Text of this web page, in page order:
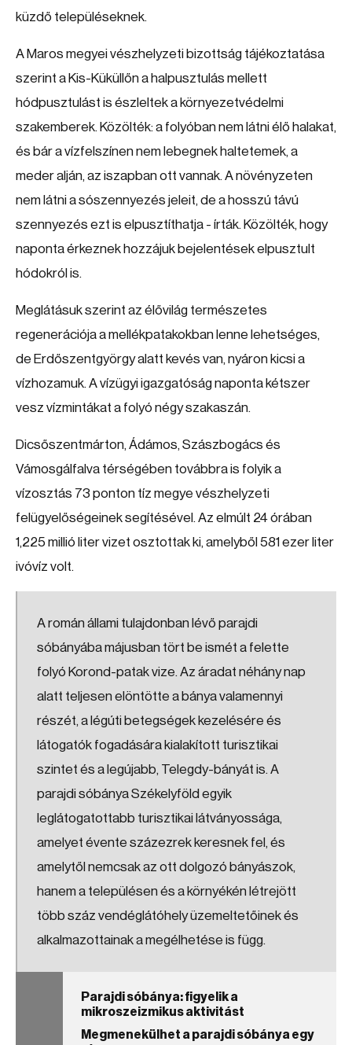
küzdő településeknek.
A Maros megyei vészhelyzeti bizottság tájékoztatása
szerint a Kis-Küküllőn a halpusztulás mellett
hódpusztulást is észleltek a környezetvédelmi
szakemberek. Közölték: a folyóban nem látni élő halakat,
és bár a vízfelszínen nem lebegnek haltetemek, a
meder alján, az iszapban ott vannak. A növényzeten
nem látni a sószennyezés jeleit, de a hosszú távú
szennyezés ezt is elpusztíthatja - írták. Közölték, hogy
naponta érkeznek hozzájuk bejelentések elpusztult
hódokról is.
Meglátásuk szerint az élővilág természetes
regenerációja a mellékpatakokban lenne lehetséges,
de Erdőszentgyörgy alatt kevés van, nyáron kicsi a
vízhozamuk. A vízügyi igazgatóság naponta kétszer
vesz vízmintákat a folyó négy szakaszán.
Dicsőszentmárton, Ádámos, Szászbogács és
Vámosgálfalva térségében továbbra is folyik a
vízosztás 73 ponton tíz megye vészhelyzeti
felügyelőségeinek segítésével. Az elmúlt 24 órában
1,225 millió liter vizet osztottak ki, amelyből 581 ezer liter
ivóvíz volt.
A román állami tulajdonban lévő parajdi
sóbányába májusban tört be ismét a felette
folyó Korond-patak vize. Az áradat néhány nap
alatt teljesen elöntötte a bánya valamennyi
részét, a légúti betegségek kezelésére és
látogatók fogadására kialakított turisztikai
szintet és a legújabb, Telegdy-bányát is. A
parajdi sóbánya Székelyföld egyik
leglátogatottabb turisztikai látványossága,
amelyet évente százezrek keresnek fel, és
amelytől nemcsak az ott dolgozó bányászok,
hanem a településen és a környékén létrejött
több száz vendéglátóhely üzemeltetőinek és
alkalmazottainak a megélhetése is függ.
Parajdi sóbánya: figyelik a
mikroszeizmikus aktivitást
Megmenekülhet a parajdi sóbánya egy